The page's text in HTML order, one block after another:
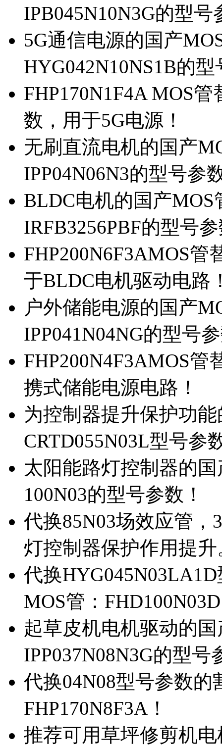
IPB045N10N3G的型号
5G通信电源的国产
HYG042N10NS1B的
FHP170N1F4A MOS
数，用于5G电源！
无刷直流电机的国产
IPP04N06N3的型号参
BLDC电机的国产MOS
IRFB3256PBF的型号
FHP200N6F3AMOS管
于BLDC电机驱动电路
户外储能电源的国产
IPP041N04NG的型号
FHP200N4F3AMOS管
携式储能电源电路！
为控制器提升保护功
CRTD055N03L型号参
太阳能路灯控制器的
100N03的型号参数！
代换85N03场效应管
灯控制器保护作用提升
代换
MOS管：
起草皮机电机驱动的
IPP037N08N3G的型号
代换04N08型号参数
FHP170N8F3A！
推荐可用草坪修剪机电